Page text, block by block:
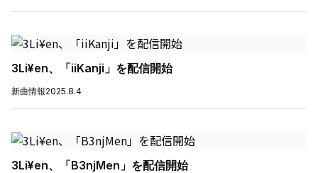
3Li¥en、「iiKanji」を配信開始
新曲情報2025.8.4
3Li¥en、「B3njMen」を配信開始